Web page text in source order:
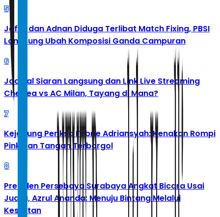
5
Jafar dan Adnan Diduga Terlibat Match Fixing, PBSI
Langsung Ubah Komposisi Ganda Campuran
6
Jadwal Siaran Langsung dan Link Live Streaming
Chelsea vs AC Milan, Tayang di Mana?
7
Kejagung Periksa Febrie Adriansyah: Kenakan Rompi
Pink dan Tangan Terborgol
8
Presiden Persebaya Surabaya Angkat Bicara Usai
Juara, Azrul Ananda: Menuju Bintang Melalui
Kesulitan